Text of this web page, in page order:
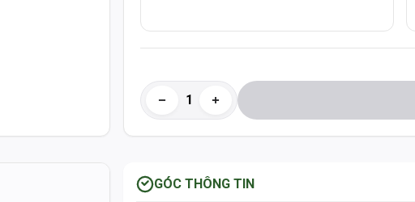
GÓC THÔNG TIN